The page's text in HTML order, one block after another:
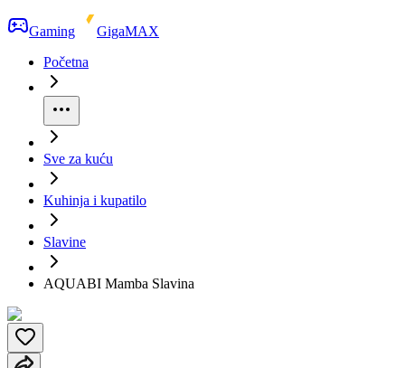
Gaming
GigaMAX
Početna
Sve za kuću
Kuhinja i kupatilo
Slavine
AQUABI Mamba Slavina